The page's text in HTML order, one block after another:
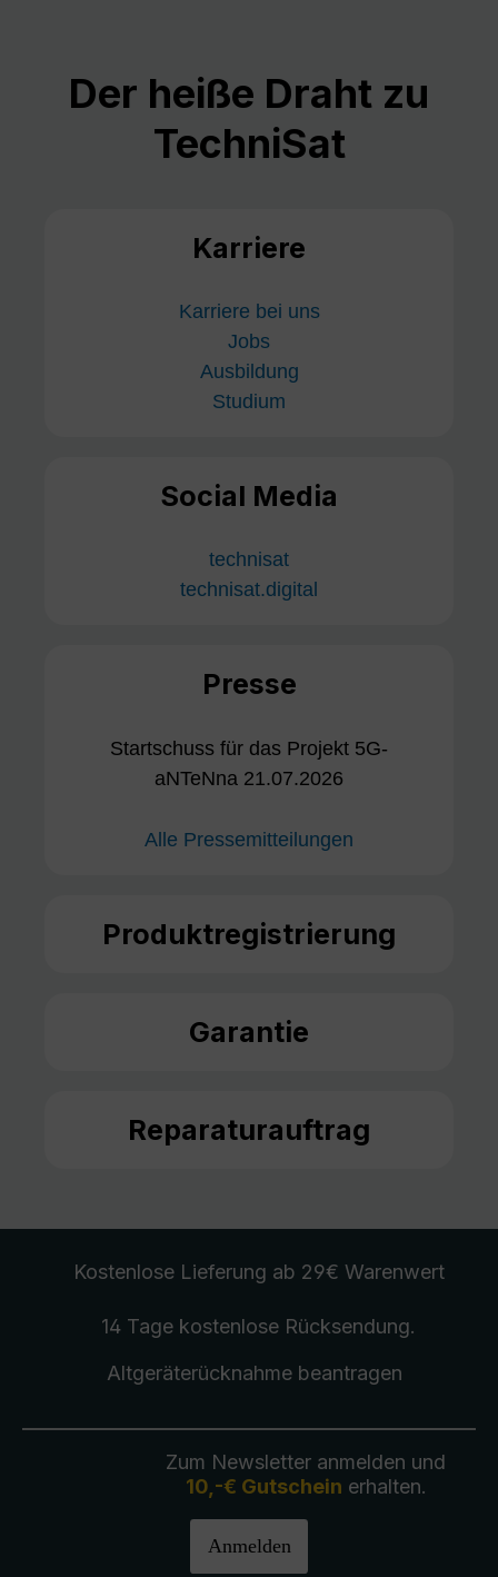
Der heiße Draht zu
TechniSat
Karriere
Karriere bei uns
Jobs
Ausbildung
Studium
Social Media
technisat
technisat.digital
Presse
Startschuss für das Projekt 5G-
aNTeNna 21.07.2026
Alle Pressemitteilungen
Produktregistrierung
Garantie
Reparaturauftrag
Kostenlose Lieferung ab 29€ Warenwert
14 Tage kostenlose Rücksendung.
Altgeräterücknahmebeantragen
Zum Newsletter anmelden und
10,-€ Gutschein erhalten.
Anmelden